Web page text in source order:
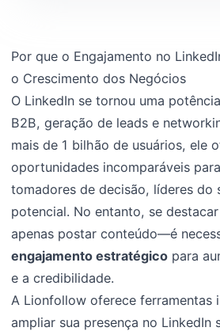
Por que o Engajamento no
o Crescimento dos Negócios
O LinkedIn se tornou uma
B2B, geração de leads e
mais de 1 bilhão de usuários, ele
oportunidades incomparáveis
tomadores de decisão, líderes do
potencial. No entanto, se
apenas postar conteúdo—é
engajamento estratégico para
e a credibilidade.
A Lionfollow oferece ferramentas
ampliar sua presença no LinkedIn